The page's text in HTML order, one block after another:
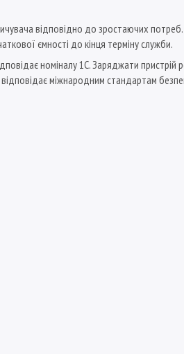
відповідно до зростаючих потреб.
ємності до кінця терміну служби.
номіналу 1C. Заряджати пристрій
міжнародним стандартам